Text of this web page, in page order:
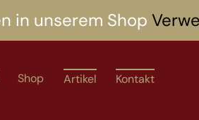
in unserem Shop
Shop Artikel Kontakt